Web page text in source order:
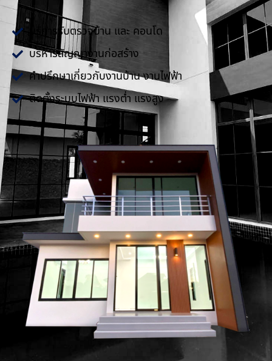
บริการรับตรวจบ้าน และ คอนโด
บริหารสัญญางานก่อสร้าง
คำปรึกษาเกี่ยวกับงานบ้าน งานไฟฟ้า
ติดตั้งระบบไฟฟ้า แรงต่ำ แรงสูง